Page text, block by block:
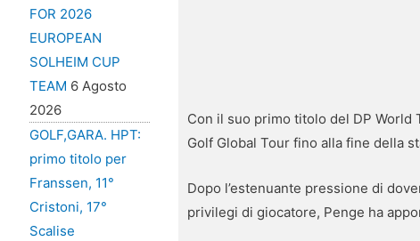
FOR 2026
EUROPEAN
SOLHEIM CUP
TEAM 6 Agosto
2026
GOLF,GARA. HPT:
primo titolo per
Franssen, 11°
Cristoni, 17°
Scalise
Con il suo primo titolo del DP World
Golf Global Tour fino alla fine della
Dopo l’estenuante pressione di
privilegi di giocatore, Penge ha